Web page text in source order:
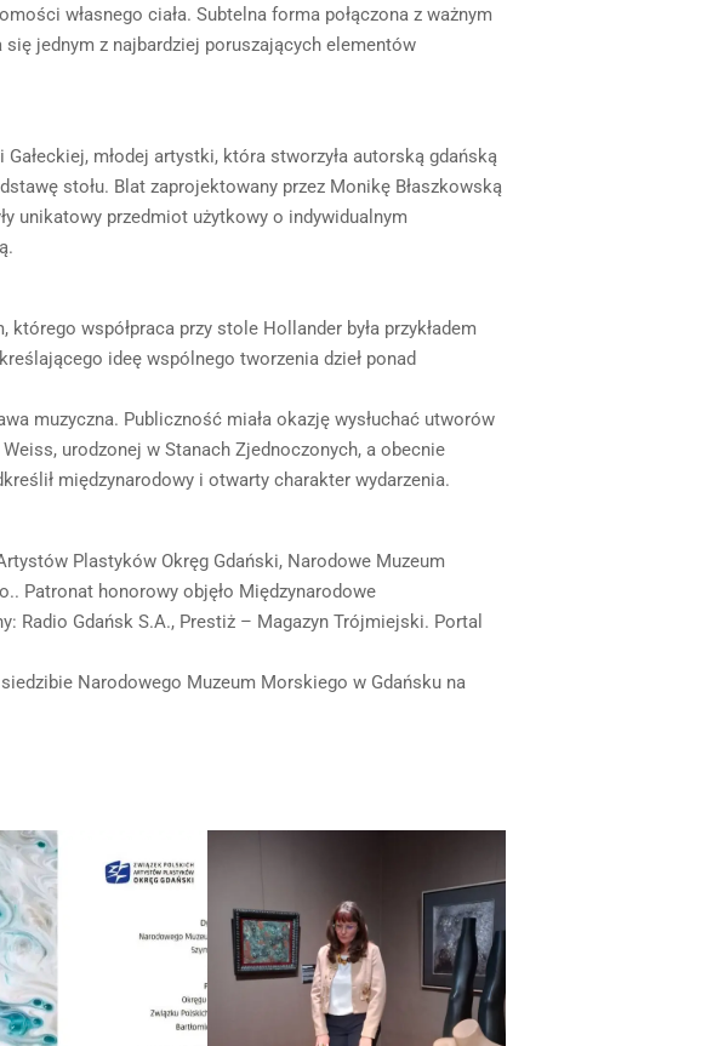
własnego ciała. Subtelna forma połączona z ważnym
się jednym z najbardziej poruszających elementów
młodej artystki, która stworzyła autorską gdańską
stołu. Blat zaprojektowany przez Monikę Błaszkowską
unikatowy przedmiot użytkowy o indywidualnym
współpraca przy stole Hollander była przykładem
ideę wspólnego tworzenia dzieł ponad
muzyczna. Publiczność miała okazję wysłuchać utworów
urodzonej w Stanach Zjednoczonych, a obecnie
międzynarodowy i otwarty charakter wydarzenia.
Plastyków Okręg Gdański, Narodowe Muzeum
Patronat honorowy objęło Międzynarodowe
Radio Gdańsk S.A., Prestiż – Magazyn Trójmiejski. Portal
Narodowego Muzeum Morskiego w Gdańsku na